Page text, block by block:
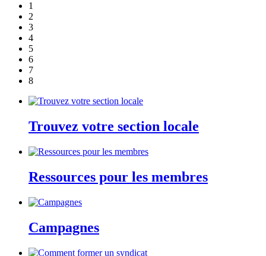
1
2
3
4
5
6
7
8
Trouvez votre section locale
Ressources pour les membres
Campagnes